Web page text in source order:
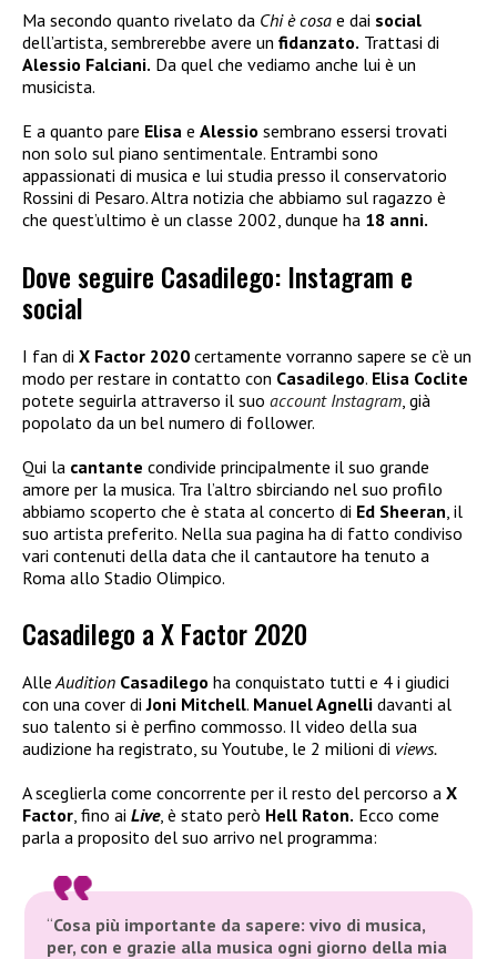
Ma secondo quanto rivelato da Chi è cosa e dai social
dell’artista, sembrerebbe avere un fidanzato. Trattasi di
Alessio Falciani. Da quel che vediamo anche lui è un
musicista.
E a quanto pare Elisa e Alessio sembrano essersi trovati
non solo sul piano sentimentale. Entrambi sono
appassionati di musica e lui studia presso il conservatorio
Rossini di Pesaro. Altra notizia che abbiamo sul ragazzo è
che quest’ultimo è un classe 2002, dunque ha 18 anni.
Dove seguire Casadilego: Instagram e
social
I fan di X Factor 2020 certamente vorranno sapere se c’è un
modo per restare in contatto con Casadilego. Elisa Coclite
potete seguirla attraverso il suo account Instagram , già
popolato da un bel numero di follower.
Qui la cantante condivide principalmente il suo grande
amore per la musica. Tra l’altro sbirciando nel suo profilo
abbiamo scoperto che è stata al concerto di Ed Sheeran , il
suo artista preferito. Nella sua pagina ha di fatto condiviso
vari contenuti della data che il cantautore ha tenuto a
Roma allo Stadio Olimpico.
Casadilego a X Factor 2020
AlleAudition Casadilego ha conquistato tutti e 4 i giudici
con una cover diJoni Mitchell. Manuel Agnelli davanti al
suo talento si è perfino commosso. Il video della sua
audizione ha registrato, su Youtube, le 2 milioni di views.
A sceglierla come concorrente per il resto del percorso a X
Factor, fino ai Live, è stato però Hell Raton. Ecco come
parla a proposito del suo arrivo nel programma:
“Cosa più importante da sapere: vivo di musica,
per, con e grazie alla musica ogni giorno della mia